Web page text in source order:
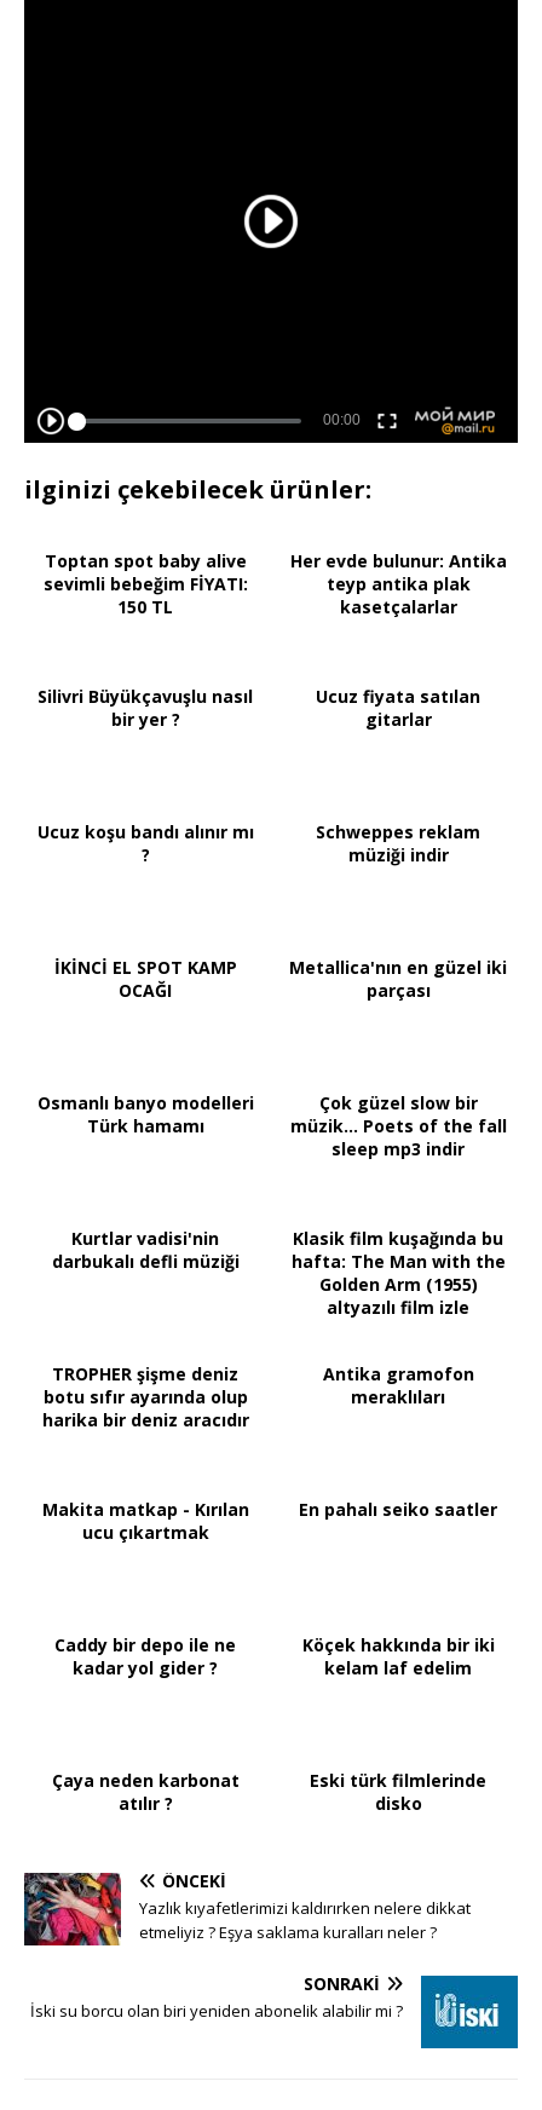
ilginizi çekebilecek ürünler:
Toptan spot baby alive
sevimli bebeğim FİYATI:
150 TL
Her evde bulunur: Antika
teyp antika plak
kasetçalarlar
Silivri Büyükçavuşlu nasıl
bir yer ?
Ucuz fiyata satılan
gitarlar
Ucuz koşu bandı alınır mı
?
Schweppes reklam
müziği indir
İKİNCİ EL SPOT KAMP
OCAĞI
Metallica'nın en güzel iki
parçası
Osmanlı banyo modelleri
Türk hamamı
Çok güzel slow bir
müzik... Poets of the fall
sleep mp3 indir
Kurtlar vadisi'nin
darbukalı defli müziği
Klasik film kuşağında bu
hafta: The Man with the
Golden Arm (1955)
altyazılı film izle
TROPHER şişme deniz
botu sıfır ayarında olup
harika bir deniz aracıdır
Antika gramofon
meraklıları
Makita matkap - Kırılan
ucu çıkartmak
En pahalı seiko saatler
Caddy bir depo ile ne
kadar yol gider ?
Köçek hakkında bir iki
kelam laf edelim
Çaya neden karbonat
atılır ?
Eski türk filmlerinde
disko
ÖNCEKI
Yazlık kıyafetlerimizi kaldırırken nelere dikkat
etmeliyiz ? Eşya saklama kuralları neler ?
SONRAKI
İski su borcu olan biri yeniden abonelik alabilir mi ?